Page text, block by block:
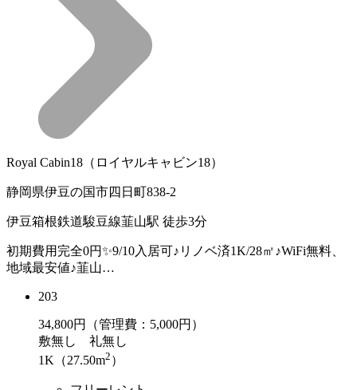
Royal Cabin18（ロイヤルキャビン18）
静岡県伊豆の国市四日町838-2
伊豆箱根鉄道駿豆線韮山駅 徒歩3分
初期費用完全0円✨9/10入居可♪リノベ済1K/28㎡♪WiFi無料、
地域最安値♪韮山…
203
34,800円（管理費：5,000円）
敷無し 礼無し
1K（27.50m2 ）